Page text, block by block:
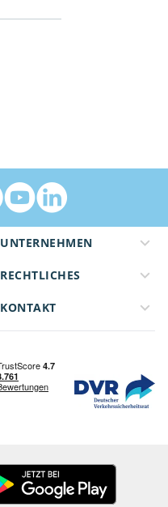
UNTERNEHMEN
RECHTLICHES
KONTAKT